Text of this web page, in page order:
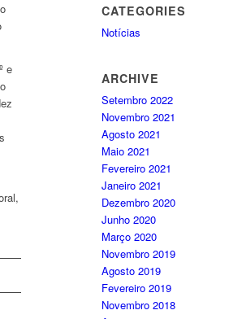
e
CATEGORIES
Notícias
ARCHIVE
Setembro 2022
Novembro 2021
Agosto 2021
Maio 2021
Fevereiro 2021
Janeiro 2021
Dezembro 2020
Junho 2020
Março 2020
Novembro 2019
Agosto 2019
Fevereiro 2019
Novembro 2018